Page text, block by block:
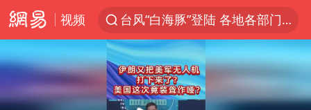
视频
台风“白海豚”登陆 各地各部门全力应对
克雷桑回应绝杀津门虎
人形机器人第一股
江苏昆山升级发布暴雨红警